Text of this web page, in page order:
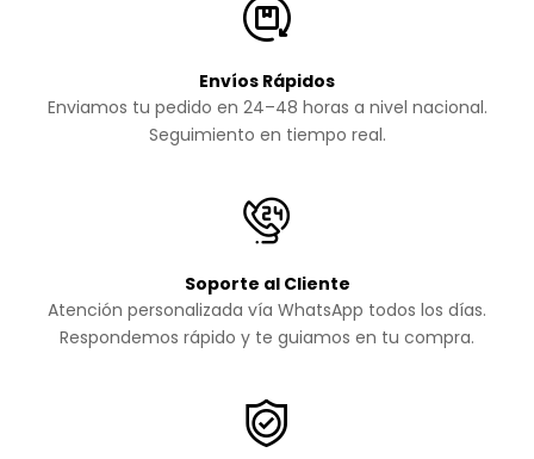
Envíos Rápidos
Enviamos tu pedido en 24–48 horas a nivel nacional.
Seguimiento en tiempo real.
Soporte al Cliente
Atención personalizada vía WhatsApp todos los días.
Respondemos rápido y te guiamos en tu compra.